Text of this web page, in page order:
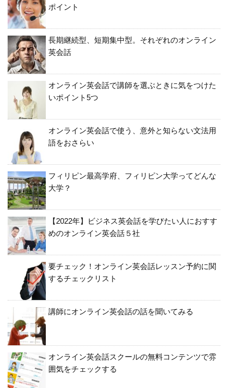
ポイント
長期継続型、短期集中型。それぞれのオンライン
英会話
オンライン英会話で講師を選ぶときに気をつけた
いポイント5つ
オンライン英会話で使う、意外と知らない文法用
語をおさらい
フィリピン最高学府、フィリピン大学ってどんな
大学？
【2022年】ビジネス英会話を学びたい人におすす
めのオンライン英会話５社
要チェック！オンライン英会話レッスン予約に関
するチェックリスト
講師にオンライン英会話の話を聞いてみる
オンライン英会話スクールの無料コンテンツで雰
囲気をチェックする